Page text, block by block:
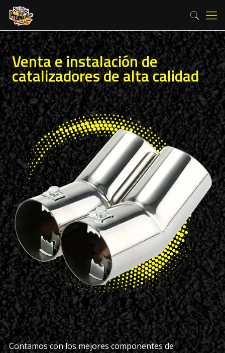
Venta e instalación de
catalizadores de alta calidad
Contamos con los mejores componentes de